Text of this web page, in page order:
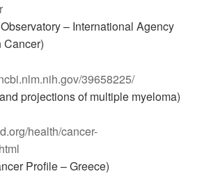
– International Agency
Cancer)
39658225/
projections of multiple myeloma)
health/cancer-
Profile – Greece)